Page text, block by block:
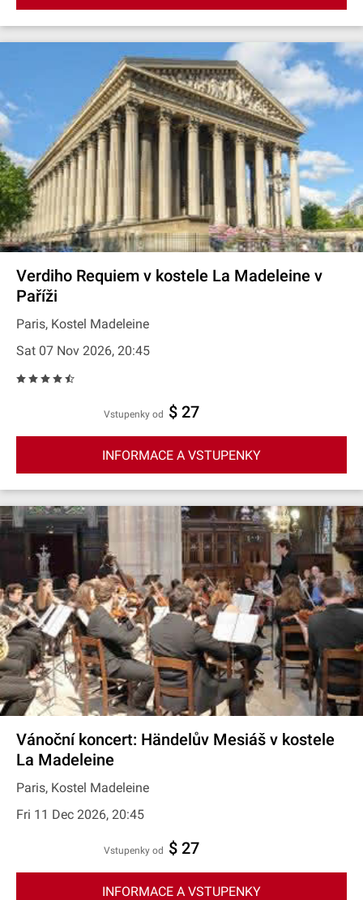
Verdiho Requiem v kostele La Madeleine v
Paříži
Paris, Kostel Madeleine
Sat 07 Nov 2026, 20:45
Vstupenky od $ 27
INFORMACE A VSTUPENKY
Vánoční koncert: Händelův Mesiáš v kostele
La Madeleine
Paris, Kostel Madeleine
Fri 11 Dec 2026, 20:45
Vstupenky od $ 27
INFORMACE A VSTUPENKY